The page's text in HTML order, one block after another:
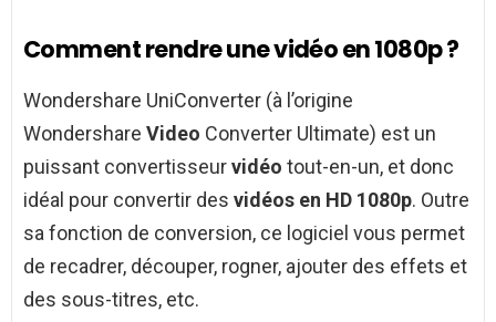
Comment rendre une vidéo en 1080p ?
Wondershare UniConverter (à l’origine
Wondershare Video Converter Ultimate) est un
puissant convertisseurvidéo tout-en-un, et donc
idéal pour convertir des vidéos en HD 1080p. Outre
sa fonction de conversion, ce logiciel vous permet
de recadrer, découper, rogner, ajouter des effets et
des sous-titres, etc.